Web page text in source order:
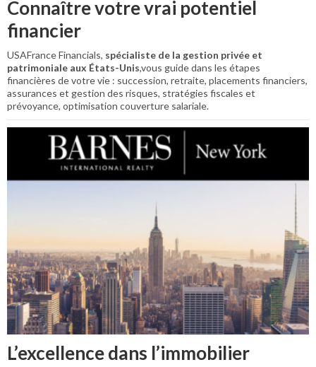
Connaître votre vrai potentiel
financier
USAFrance Financials, spécialiste de la gestion privée et
patrimoniale aux États-Unis,vous guide dans les étapes
financières de votre vie : succession, retraite, placements financiers,
assurances et gestion des risques, stratégies fiscales et
prévoyance, optimisation couverture salariale.
L’excellence dans l’immobilier